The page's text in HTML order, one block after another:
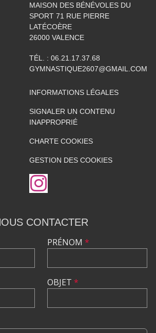
MAISON DES BÉNÉVOLES DU
SPORT 71 RUE PIERRE
LATÉCOÈRE
26000 VALENCE
TÉL. : 06.21.17.37.68
GYMNASTIQUE2607@GMAIL.COM
INFORMATIONS LÉGALES
SIGNALER UN CONTENU
INAPPROPRIÉ
CHARTE COOKIES
GESTION DES COOKIES
CONTACTER
PRÉNOM *
OBJET *